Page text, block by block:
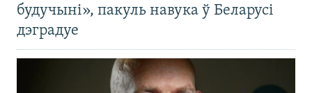
будучыні», пакуль навука ў Беларусі
дэградуе